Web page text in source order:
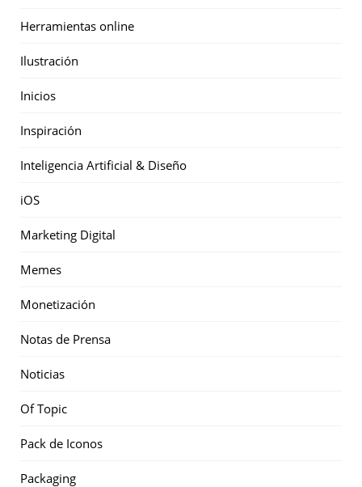
Herramientas online
Ilustración
Inicios
Inspiración
Inteligencia Artificial & Diseño
iOS
Marketing Digital
Memes
Monetización
Notas de Prensa
Noticias
Of Topic
Pack de Iconos
Packaging